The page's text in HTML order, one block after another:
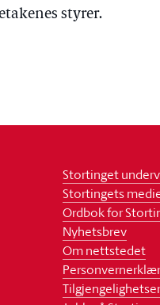
styrer.
Stortinget
Stortingets
Ordbok for
Nyhetsbrev
Om nettstedet